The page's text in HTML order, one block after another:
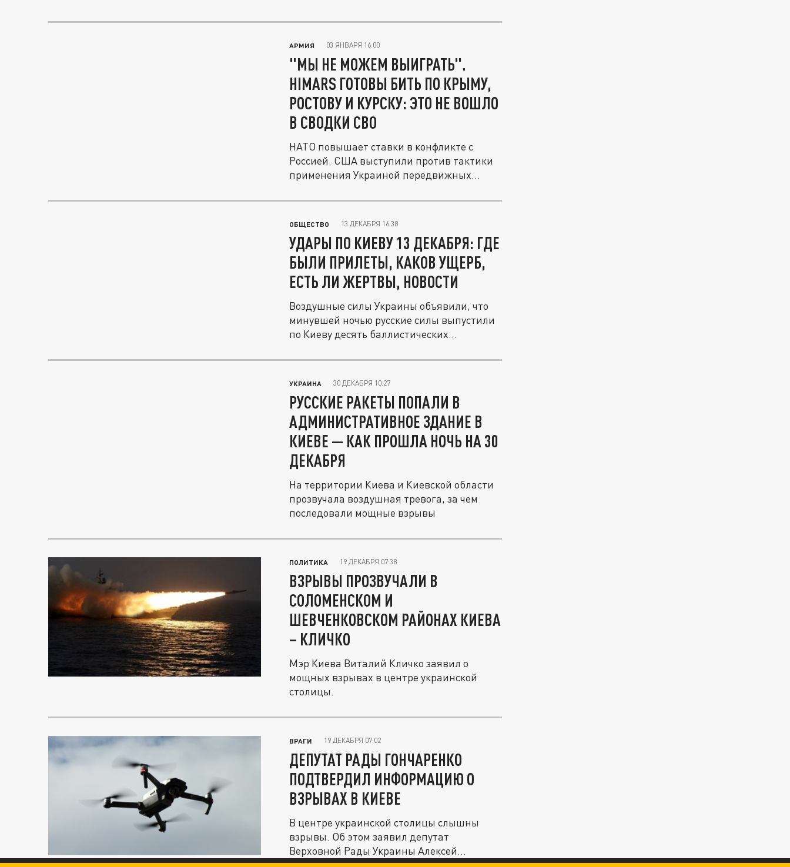
АРМИЯ 03 ЯНВАРЯ 16:00
"МЫ НЕ МОЖЕМ ВЫИГРАТЬ".
HIMARS ГОТОВЫ БИТЬ ПО КРЫМУ,
РОСТОВУ И КУРСКУ: ЭТО НЕ ВОШЛО
В СВОДКИ СВО
НАТО повышает ставки в конфликте с
Россией. США выступили против тактики
применения Украиной передвижных...
ОБЩЕСТВО 13 ДЕКАБРЯ 16:38
УДАРЫ ПО КИЕВУ 13 ДЕКАБРЯ: ГДЕ
БЫЛИ ПРИЛЕТЫ, КАКОВ УЩЕРБ,
ЕСТЬ ЛИ ЖЕРТВЫ, НОВОСТИ
Воздушные силы Украины объявили, что
минувшей ночью русские силы выпустили
по Киеву десять баллистических...
УКРАИНА 30 ДЕКАБРЯ 10:27
РУССКИЕ РАКЕТЫ ПОПАЛИ В
АДМИНИСТРАТИВНОЕ ЗДАНИЕ В
КИЕВЕ — КАК ПРОШЛА НОЧЬ НА 30
ДЕКАБРЯ
На территории Киева и Киевской области
прозвучала воздушная тревога, за чем
последовали мощные взрывы
ПОЛИТИКА 19 ДЕКАБРЯ 07:38
ВЗРЫВЫ ПРОЗВУЧАЛИ В
СОЛОМЕНСКОМ И
ШЕВЧЕНКОВСКОМ РАЙОНАХ КИЕВА
– КЛИЧКО
Мэр Киева Виталий Кличко заявил о
мощных взрывах в центре украинской
столицы.
ВРАГИ 19 ДЕКАБРЯ 07:02
ДЕПУТАТ РАДЫ ГОНЧАРЕНКО
ПОДТВЕРДИЛ ИНФОРМАЦИЮ О
ВЗРЫВАХ В КИЕВЕ
В центре украинской столицы слышны
взрывы. Об этом заявил депутат
Верховной Рады Украины Алексей